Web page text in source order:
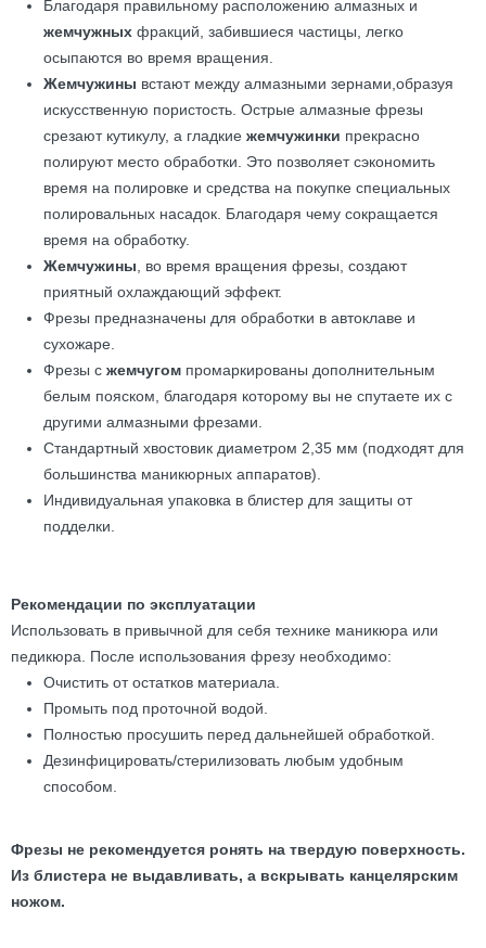
Благодаря правильному расположению алмазных и
жемчужных фракций, забившиеся частицы, легко
осыпаются во время вращения.
Жемчужины встают между алмазными зернами,образуя
искусственную пористость. Острые алмазные фрезы
срезают кутикулу, а гладкие жемчужинки прекрасно
полируют место обработки. Это позволяет сэкономить
время на полировке и средства на покупке специальных
полировальных насадок. Благодаря чему сокращается
время на обработку.
Жемчужины , во время вращения фрезы, создают
приятный охлаждающий эффект.
Фрезы предназначены для обработки в автоклаве и
сухожаре.
Фрезы с жемчугом промаркированы дополнительным
белым пояском, благодаря которому вы не спутаете их с
другими алмазными фрезами.
Стандартный хвостовик диаметром 2,35 мм (подходят для
большинства маникюрных аппаратов).
Индивидуальная упаковка в блистер для защиты от
подделки.
Рекомендации по эксплуатации
Использовать в привычной для себя технике маникюра или
педикюра. После использования фрезу необходимо:
Очистить от остатков материала.
Промыть под проточной водой.
Полностью просушить перед дальнейшей обработкой.
Дезинфицировать/стерилизовать любым удобным
способом.
Фрезы не рекомендуется ронять на твердую поверхность.
Из блистера не выдавливать, а вскрывать канцелярским
ножом.